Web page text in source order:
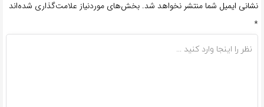
نشانی ایمیل شما منتشر نخواهد شد. بخش‌های موردنیاز علامت‌گذاری شده‌اند
*